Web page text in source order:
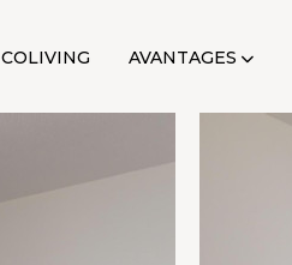
COLIVING AVANTAGES